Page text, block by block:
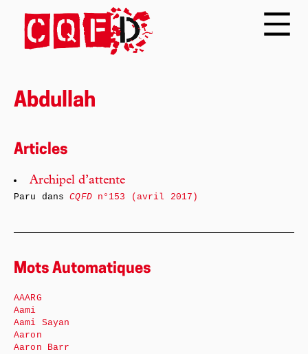
Abdullah
Articles
Archipel d’attente
Paru dansCQFDn°153 (avril 2017)
Mots Automatiques
AAARG
Aami
Aami Sayan
Aaron
Aaron Barr